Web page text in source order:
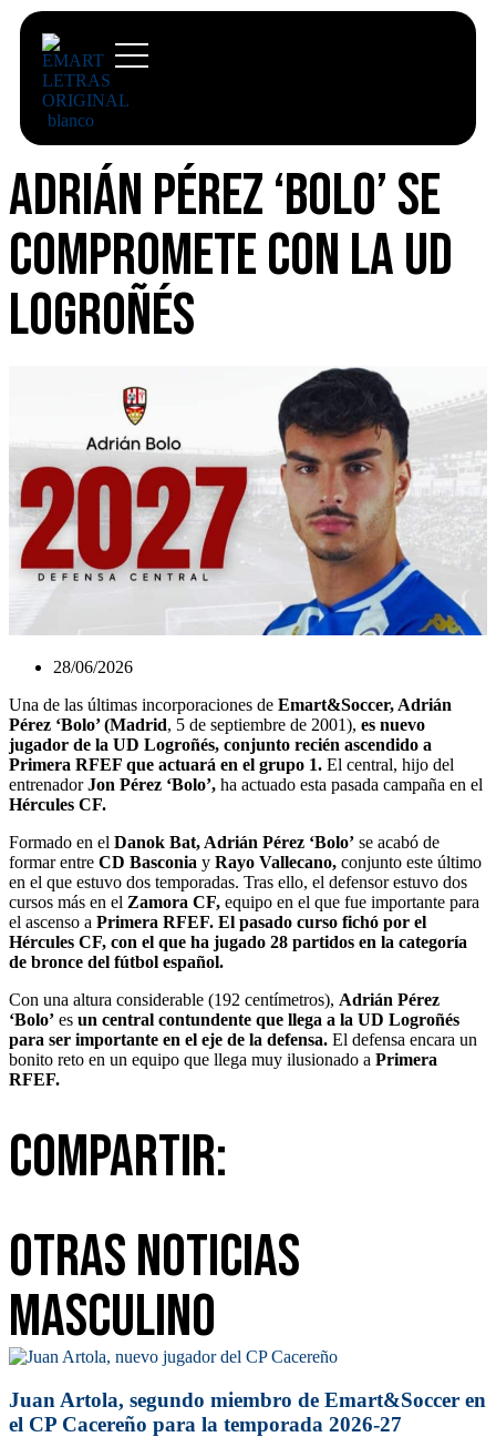
Adrián Pérez ‘Bolo’ se
compromete con la UD
Logroñés
28/06/2026
Una de las últimas incorporaciones de Emart&Soccer, Adrián
Pérez ‘Bolo’ (Madrid, 5 de septiembre de 2001), es nuevo
jugador de la UD Logroñés, conjunto recién ascendido a
Primera RFEF que actuará en el grupo 1. El central, hijo del
entrenadorJon Pérez ‘Bolo’, ha actuado esta pasada campaña en el
Hércules CF.
Formado en el Danok Bat, Adrián Pérez ‘Bolo’ se acabó de
formar entre CD Basconia y Rayo Vallecano, conjunto este último
en el que estuvo dos temporadas. Tras ello, el defensor estuvo dos
cursos más en el Zamora CF, equipo en el que fue importante para
el ascenso a Primera RFEF. El pasado curso fichó por el
Hércules CF, con el que ha jugado 28 partidos en la categoría
de bronce del fútbol español.
Con una altura considerable (192 centímetros), Adrián Pérez
‘Bolo’ es un central contundente que llega a la UD Logroñés
para ser importante en el eje de la defensa. El defensa encara un
bonito reto en un equipo que llega muy ilusionado a Primera
RFEF.
Compartir:
Otras Noticias
Masculino
Juan Artola, segundo miembro de Emart&Soccer en
el CP Cacereño para la temporada 2026-27